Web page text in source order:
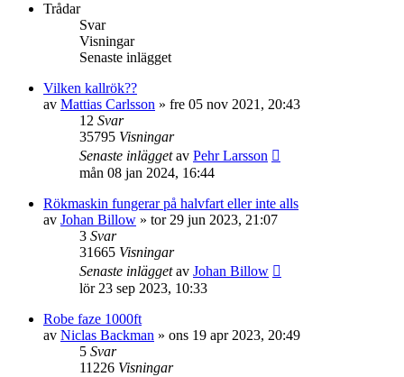
Trådar
Svar
Visningar
Senaste inlägget
Vilken kallrök??
av Mattias Carlsson » fre 05 nov 2021, 20:43
12 Svar
35795 Visningar
Senaste inläggetav Pehr Larsson
mån 08 jan 2024, 16:44
Rökmaskin fungerar på halvfart eller inte alls
av Johan Billow » tor 29 jun 2023, 21:07
3 Svar
31665 Visningar
Senaste inläggetav Johan Billow
lör 23 sep 2023, 10:33
Robe faze 1000ft
av Niclas Backman » ons 19 apr 2023, 20:49
5 Svar
11226 Visningar